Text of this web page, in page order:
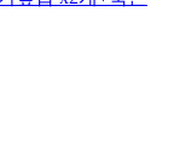
덮밥 x2개+묵은